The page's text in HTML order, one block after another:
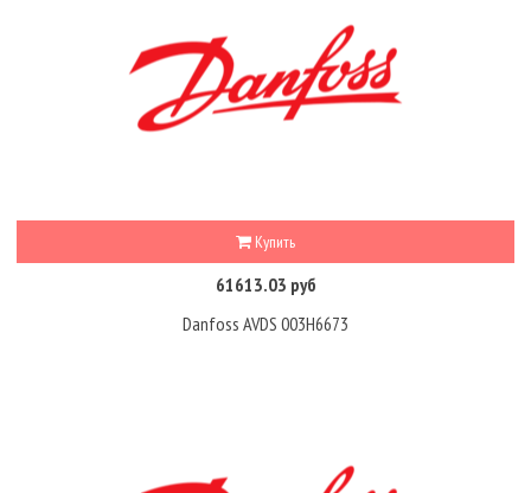
Купить
61613.03 руб
Danfoss AVDS 003H6673